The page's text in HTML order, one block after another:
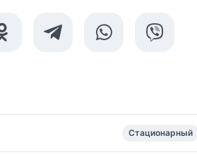
Стационарный